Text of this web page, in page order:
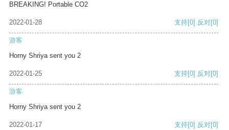
BREAKING! Portable CO2
2022-01-28 支持[0] 反对[0]
游客
Horny Shriya sent you 2
2022-01-25 支持[0] 反对[0]
游客
Horny Shriya sent you 2
2022-01-17 支持[0] 反对[0]